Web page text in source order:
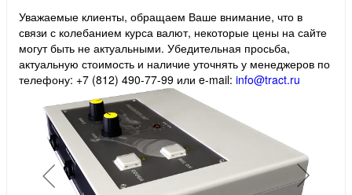
Уважаемые клиенты, обращаем Ваше внимание, что в
связи с колебанием курса валют, некоторые цены на сайте
могут быть не актуальными. Убедительная просьба,
актуальную стоимость и наличие уточнять у менеджеров по
телефону: +7 (812) 490-77-99 или e-mail: info@tract.ru